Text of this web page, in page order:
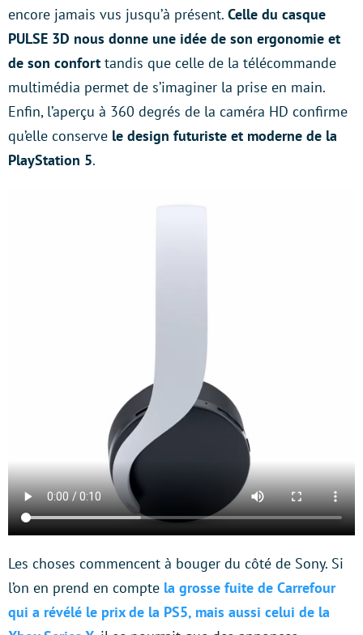
encore jamais vus jusqu’à présent. Celle du casque
PULSE 3D nous donne une idée de son ergonomie et
de son confort tandis que celle de la télécommande
multimédia permet de s’imaginer la prise en main.
Enfin, l’aperçu à 360 degrés de la caméra HD confirme
qu’elle conserve le design futuriste et moderne de la
PlayStation 5.
Les choses commencent à bouger du côté de Sony. Si
l’on en prend en compte la grosse fuite de Carrefour
qui a révélé le prix de la PS5, mais aussi celui de la